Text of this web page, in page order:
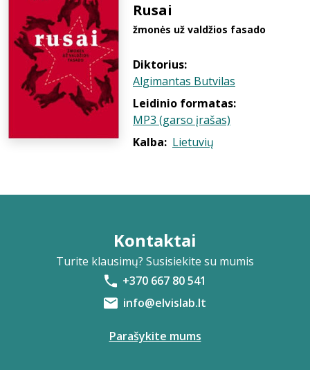
Rusai
žmonės už valdžios fasado
Diktorius:
Algimantas Butvilas
Leidinio formatas:
MP3 (garso įrašas)
Kalba: Lietuvių
Kontaktai
Turite klausimų? Susisiekite su mumis
+370 667 80 541
info@elvislab.lt
Parašykite mums